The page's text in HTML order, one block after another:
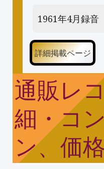
1961年4月録音
詳細掲載ページ
通販レ
細・コ
ン、価格